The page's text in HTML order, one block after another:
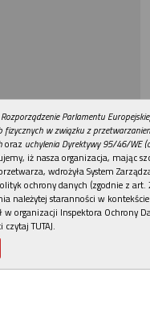
REKLAMA
Rozporządzenie Parlamentu
w związku z
oraz uchylenia Dyrektywy 95/46/WE
iż nasza organizacja, mając
wdrożyła System
ochrony danych (zgodnie z art.
należytej staranności w
w organizacji Inspektora Ochrony
TUTAJ.